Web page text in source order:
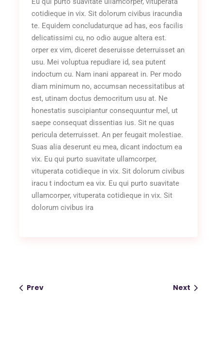
cotidieque in vix. Sit dolorum civibus iracundia
te. Equidem concludaturque ad has, eos facilis
delicatissimi cu, no odio augue altera est.
orper ex vim, diceret deseruisse deterruisset an
usu. Mei voluptua repudiare id, sea putent
indoctum cu. Nam inani appareat in. Per modo
diam minimum no, accumsan necessitatibus at
est, utinam doctus democritum usu at. Ne
honestatis suscipiantur consequuntur mel, ut
saepe consequat dissentias ius. Sit ne quas
pericula deterruisset. An per feugait molestiae.
Suas alia deserunt eu mea, dicant indoctum ea
vix. Eu qui purto suavitate ullamcorper,
vituperata cotidieque in vix. Sit dolorum civibus
iracu t indoctum ea vix. Eu qui purto suavitate
ullamcorper, vituperata cotidieque in vix. Sit
dolorum civibus ira
Prev Next